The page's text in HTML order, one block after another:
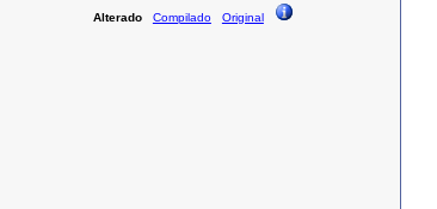
Alterado Compilado Original